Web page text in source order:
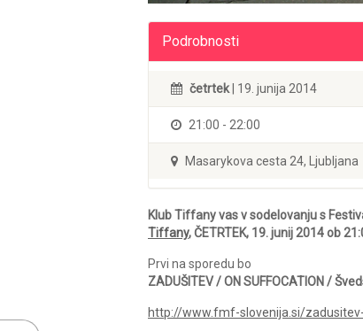
Podrobnosti
četrtek | 19. junija 2014
21:00 - 22:00
Masarykova cesta 24, Ljubljana
Klub Tiffany vas v sodelovanju s
Tiffany, ČETRTEK, 19. junij 2014 ob
Prvi na sporedu bo
ZADUŠITEV / ON SUFFOCATION /
http://www.fmf-slovenija.si/